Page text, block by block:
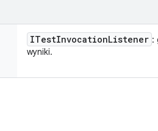
ITestInvocationListener :
wyniki.